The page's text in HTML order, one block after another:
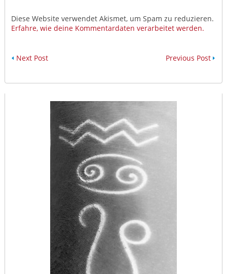
Diese Website verwendet Akismet, um Spam zu reduzieren.
Erfahre, wie deine Kommentardaten verarbeitet werden.
Next Post Previous Post